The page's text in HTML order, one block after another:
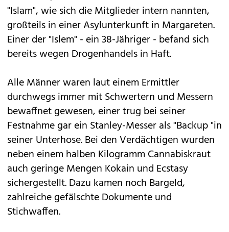
"Islam", wie sich die Mitglieder intern nannten,
großteils in einer Asylunterkunft in Margareten.
Einer der "Islem" - ein 38-Jähriger - befand sich
bereits wegen Drogenhandels in Haft.
Alle Männer waren laut einem Ermittler
durchwegs immer mit Schwertern und Messern
bewaffnet gewesen, einer trug bei seiner
Festnahme gar ein Stanley-Messer als "Backup "in
seiner Unterhose. Bei den Verdächtigen wurden
neben einem halben Kilogramm Cannabiskraut
auch geringe Mengen Kokain und Ecstasy
sichergestellt. Dazu kamen noch Bargeld,
zahlreiche gefälschte Dokumente und
Stichwaffen.